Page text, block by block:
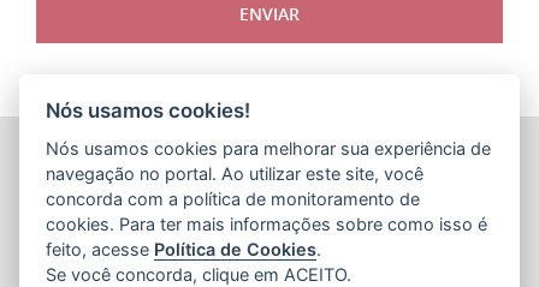
ENVIAR
ARQUIVO PÚBLICO DO ESTADO DO ESPÍRITO SANTO
(APEES)
Rua Sete de Setembro, 414 - Centro
CEP: 29.015-905 - Vitória / Espírito Santo
Tel.: 36366100
E-mail:faleconosco@ape.es.gov.br
Nós usamos cookies!
Nós usamos cookies para melhorar sua experiência de
navegação no portal. Ao utilizar este site, você
concorda com a política de monitoramento de
cookies. Para ter mais informações sobre como isso é
feito, acesse Política de Cookies.
Se você concorda, clique em ACEITO.